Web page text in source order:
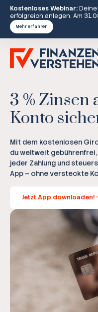
Kostenloses Webinar:
erfolgreich anlegen. Am
Mehr erfahren
3 % Zinsen
Konto
Mit dem kostenlosen
du weltweit
jeder Zahlung und
App – ohne versteckte
Jetzt App downloaden!